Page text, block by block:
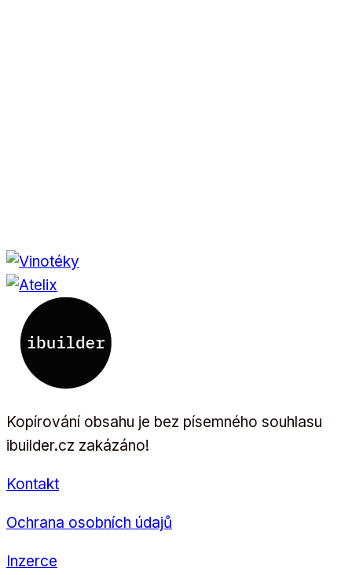
Kopírování obsahu je bez písemného souhlasu
ibuilder.cz zakázáno!
Kontakt
Ochrana osobních údajů
Inzerce